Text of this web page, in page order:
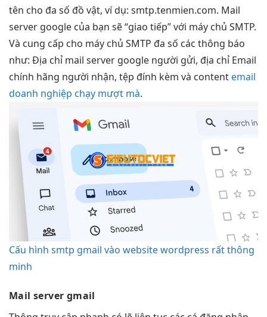
tên cho đa số đồ vật, ví dụ: smtp.tenmien.com. Mail
server google của bạn sẽ “giao tiếp” với máy chủ SMTP.
Và cung cấp cho máy chủ SMTP đa số các thông báo
như: Địa chỉ mail server google người gửi, địa chỉ Email
chính hãng người nhận, tệp đính kèm và content email
doanh nghiệp chạy mượt mà.
Cấu hình smtp gmail vào website wordpress rất thông
minh
Mail server gmail